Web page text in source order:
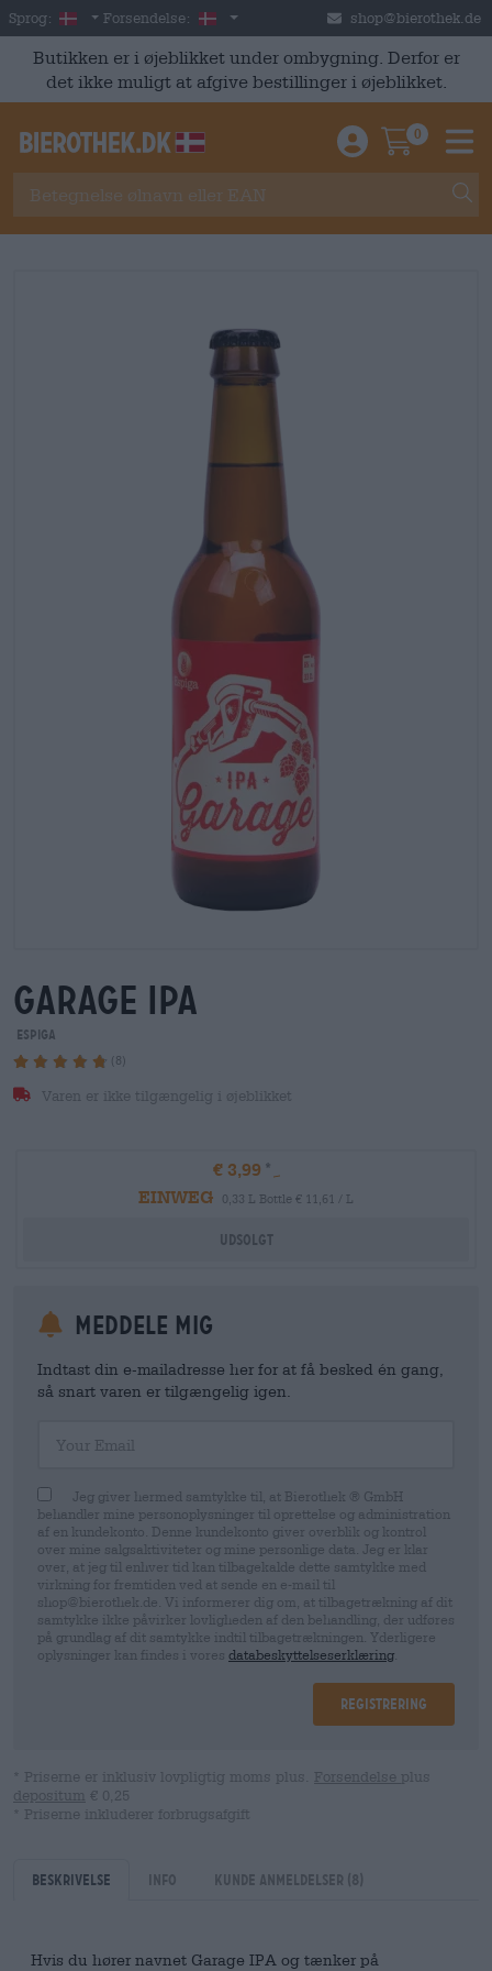
Skip to main content
Sprog: Danish
Forsendelse: Danmark shop@bierothek.de
Butikken er i øjeblikket under ombygning. Derfor er
det ikke muligt at afgive bestillinger i øjeblikket.
Einloggen /
0
garage ipa
Espiga
(8)
Varen er ikke tilgængelig i øjeblikket
€ 3,99
EINWEG
0,33 L Bottle € 11,61 / L
Udsolgt
meddele mig
Indtast din e-mailadresse her for at få besked én gang,
så snart varen er tilgængelig igen.
Jeg giver hermed samtykke til, at Bierothek ® GmbH
behandler mine personoplysninger til oprettelse og administration
af en kundekonto. Denne kundekonto giver overblik og kontrol
over mine salgsaktiviteter og mine personlige data. Jeg er klar
over, at jeg til enhver tid kan tilbagekalde dette samtykke med
virkning for fremtiden ved at sende en e-mail til
shop@bierothek.de. Vi informerer dig om, at tilbagetrækning af dit
samtykke ikke påvirker lovligheden af ​​den behandling, der udføres
på grundlag af dit samtykke indtil tilbagetrækningen. Yderligere
oplysninger kan findes i vores databeskyttelseserklæring
Registrering
* Priserne er inklusiv lovpligtig moms plus. Forsendelse plus
depositum € 0,25
* Priserne inkluderer forbrugsafgift
Beskrivelse Info kunde anmeldelser (8)
Hvis du hører navnet Garage IPA og tænker på